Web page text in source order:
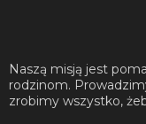
Naszą misją jest
rodzinom.
zrobimy wszystko,